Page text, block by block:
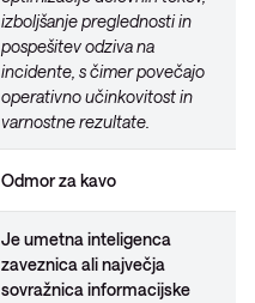
izboljšanje preglednosti in
pospešitev odziva na
incidente, s čimer povečajo
operativno učinkovitost in
varnostne rezultate.
Odmor za kavo
Je umetna inteligenca
zaveznica ali največja
sovražnica informacijske